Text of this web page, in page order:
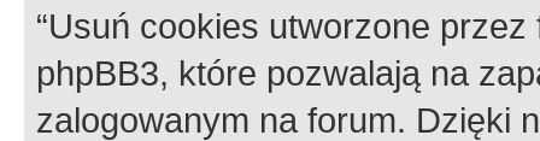
“Usuń cookies utworzone
phpBB3, które pozwalają na
zalogowanym na forum. Dzięki